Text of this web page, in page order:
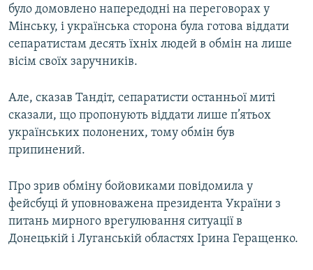
було домовлено напередодні на переговорах у
Мінську, і українська сторона була готова віддати
сепаратистам десять їхніх людей в обмін на лише
вісім своїх заручників.
Але, сказав Тандіт, сепаратисти останньої миті
сказали, що пропонують віддати лише п’ятьох
українських полонених, тому обмін був
припинений.
Про зрив обміну бойовиками повідомила у
фейсбуці й уповноважена президента України з
питань мирного врегулювання ситуації в
Донецькій і Луганській областях Ірина Геращенко.